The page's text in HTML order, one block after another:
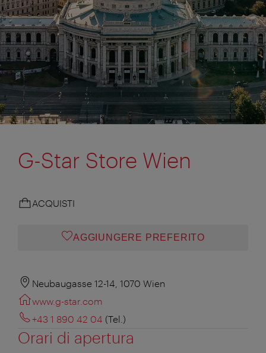
G-Star Store Wien
ACQUISTI
AGGIUNGERE PREFERITO
Neubaugasse 12-14, 1070 Wien
www.g-star.com
+43 1 890 42 04 (Tel.)
Orari di apertura